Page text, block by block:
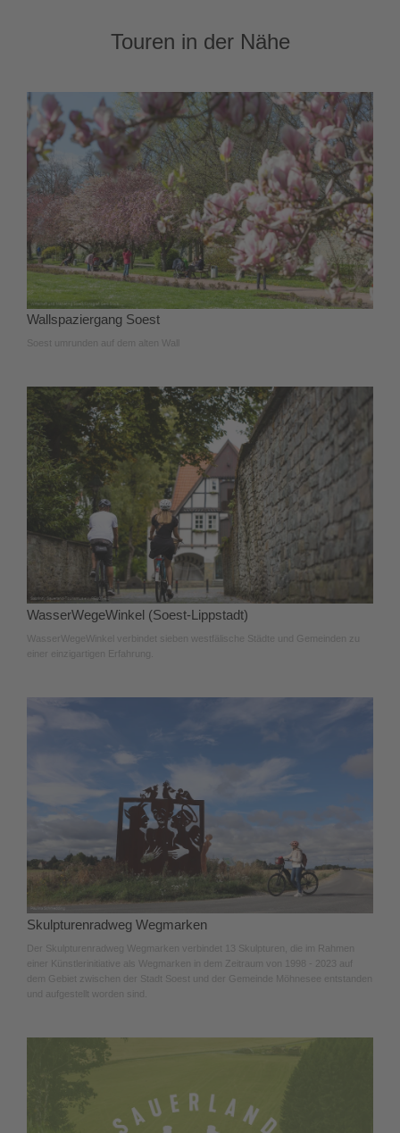
Touren in der Nähe
Wallspaziergang Soest
Soest umrunden auf dem alten Wall
WasserWegeWinkel (Soest-Lippstadt)
WasserWegeWinkel verbindet sieben westfälische Städte und Gemeinden zu
einer einzigartigen Erfahrung.
Skulpturenradweg Wegmarken
Der Skulpturenradweg Wegmarken verbindet 13 Skulpturen, die im Rahmen
einer Künstlerinitiative als Wegmarken in dem Zeitraum von 1998 - 2023 auf
dem Gebiet zwischen der Stadt Soest und der Gemeinde Möhnesee entstanden
und aufgestellt worden sind.